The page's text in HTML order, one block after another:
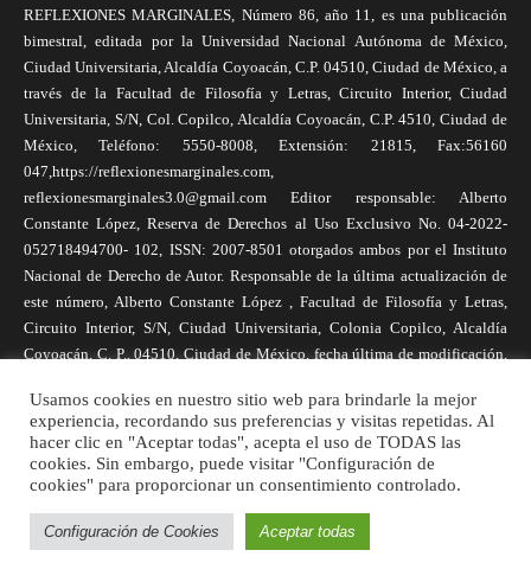
REFLEXIONES MARGINALES, Número 86, año 11, es una publicación
bimestral, editada por la Universidad Nacional Autónoma de México,
Ciudad Universitaria, Alcaldía Coyoacán, C.P. 04510, Ciudad de México, a
través de la Facultad de Filosofía y Letras, Circuito Interior, Ciudad
Universitaria, S/N, Col. Copilco, Alcaldía Coyoacán, C.P. 4510, Ciudad de
México, Teléfono: 5550-8008, Extensión: 21815, Fax:56160
047,https://reflexionesmarginales.com,
reflexionesmarginales3.0@gmail.com Editor responsable: Alberto
Constante López, Reserva de Derechos al Uso Exclusivo No. 04-2022-
052718494700- 102, ISSN: 2007-8501 otorgados ambos por el Instituto
Nacional de Derecho de Autor. Responsable de la última actualización de
este número, Alberto Constante López , Facultad de Filosofía y Letras,
Circuito Interior, S/N, Ciudad Universitaria, Colonia Copilco, Alcaldía
Coyoacán, C. P., 04510, Ciudad de México, fecha última de modificación,
necesariamente reflejan la postura de la revista, ni de Universidad Nacional
Autónoma de México. Los autores son responsables de los contenidos de
sus artículos. Se autoriza la reproducción total o parcial de los textos aquí
publicados siempre y cuando se cite la fuente completa y la dirección
electrónica de la publicación.
Usamos cookies en nuestro sitio web para brindarle la mejor
experiencia, recordando sus preferencias y visitas repetidas. Al
hacer clic en "Aceptar todas", acepta el uso de TODAS las
cookies. Sin embargo, puede visitar "Configuración de
cookies" para proporcionar un consentimiento controlado.
Configuración de Cookies Aceptar todas